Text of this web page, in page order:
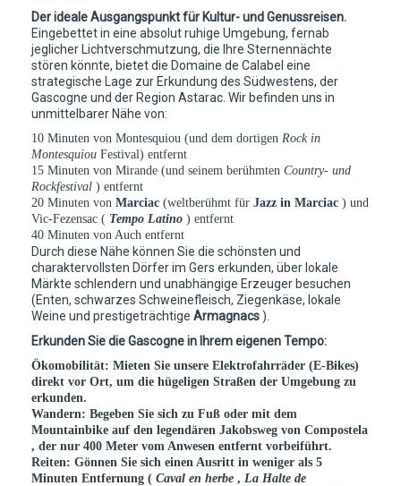
Der ideale Ausgangspunkt für Kultur- und Genussreisen.
Eingebettet in eine absolut ruhige Umgebung, fernab
jeglicher Lichtverschmutzung, die Ihre Sternennächte
stören könnte, bietet die Domaine de Calabel eine
strategische Lage zur Erkundung des Südwestens, der
Gascogne und der Region Astarac. Wir befinden uns in
unmittelbarer Nähe von:
10 Minuten von Montesquiou (und dem dortigen Rock in
Montesquiou Festival) entfernt
15 Minuten von Mirande (und seinem berühmten Country- und
Rockfestival ) entfernt
20 Minuten von Marciac (weltberühmt für Jazz in Marciac ) und
Vic-Fezensac ( Tempo Latino ) entfernt
40 Minuten von Auch entfernt
Durch diese Nähe können Sie die schönsten und
charaktervollsten Dörfer im Gers erkunden, über lokale
Märkte schlendern und unabhängige Erzeuger besuchen
(Enten, schwarzes Schweinefleisch, Ziegenkäse, lokale
Weine und prestigeträchtige Armagnacs).
Erkunden Sie die Gascogne in Ihrem eigenen Tempo:
Ökomobilität: Mieten Sie unsere Elektrofahrräder (E-Bikes)
direkt vor Ort, um die hügeligen Straßen der Umgebung zu
erkunden.
Wandern: Begeben Sie sich zu Fuß oder mit dem
Mountainbike auf den legendären Jakobsweg von Compostela
, der nur 400 Meter vom Anwesen entfernt vorbeiführt.
Reiten: Gönnen Sie sich einen Ausritt in weniger als 5
Minuten Entfernung ( Caval en herbe , La Halte de